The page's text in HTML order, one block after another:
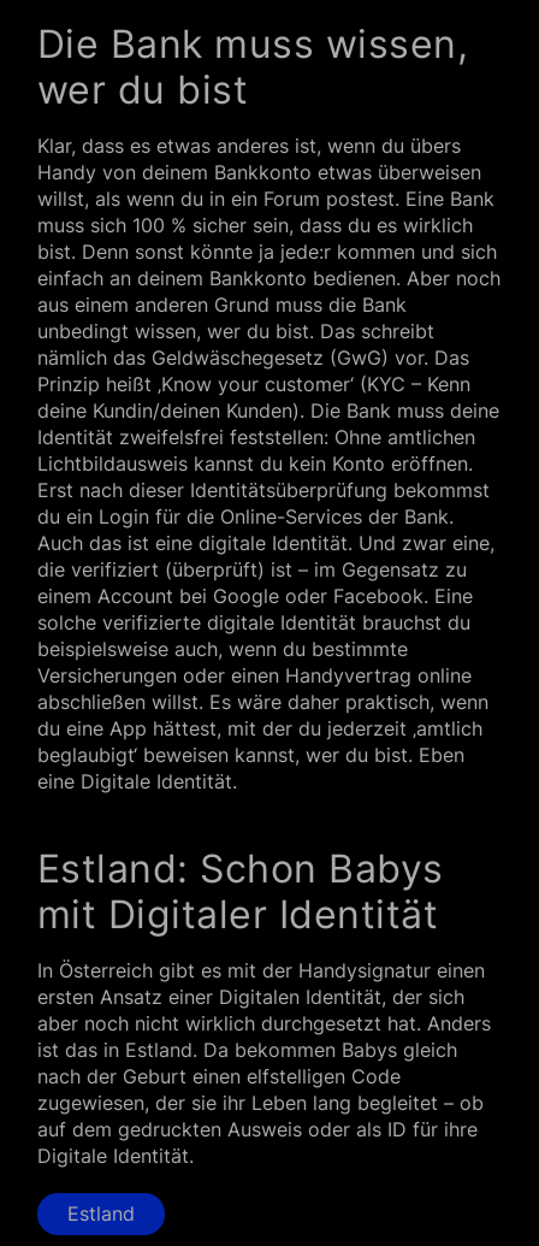
Die Bank muss wissen,
wer du bist
Klar, dass es etwas anderes ist, wenn du übers
Handy von deinem Bankkonto etwas überweisen
willst, als wenn du in ein Forum postest. Eine Bank
muss sich 100 % sicher sein, dass du es wirklich
bist. Denn sonst könnte ja jede:r kommen und sich
einfach an deinem Bankkonto bedienen. Aber noch
aus einem anderen Grund muss die Bank
unbedingt wissen, wer du bist. Das schreibt
nämlich das Geldwäschegesetz (GwG) vor. Das
Prinzip heißt ‚Know your customer‘ (KYC – Kenn
deine Kundin/deinen Kunden). Die Bank muss deine
Identität zweifelsfrei feststellen: Ohne amtlichen
Lichtbildausweis kannst du kein Konto eröffnen.
Erst nach dieser Identitätsüberprüfung bekommst
du ein Login für die Online-Services der Bank.
Auch das ist eine digitale Identität. Und zwar eine,
die verifiziert (überprüft) ist – im Gegensatz zu
einem Account bei Google oder Facebook. Eine
solche verifizierte digitale Identität brauchst du
beispielsweise auch, wenn du bestimmte
Versicherungen oder einen Handyvertrag online
abschließen willst. Es wäre daher praktisch, wenn
du eine App hättest, mit der du jederzeit ‚amtlich
beglaubigt‘ beweisen kannst, wer du bist. Eben
eine Digitale Identität.
Estland: Schon Babys
mit Digitaler Identität
In Österreich gibt es mit der Handysignatur einen
ersten Ansatz einer Digitalen Identität, der sich
aber noch nicht wirklich durchgesetzt hat. Anders
ist das in Estland. Da bekommen Babys gleich
nach der Geburt einen elfstelligen Code
zugewiesen, der sie ihr Leben lang begleitet – ob
auf dem gedruckten Ausweis oder als ID für ihre
Digitale Identität.
Estland